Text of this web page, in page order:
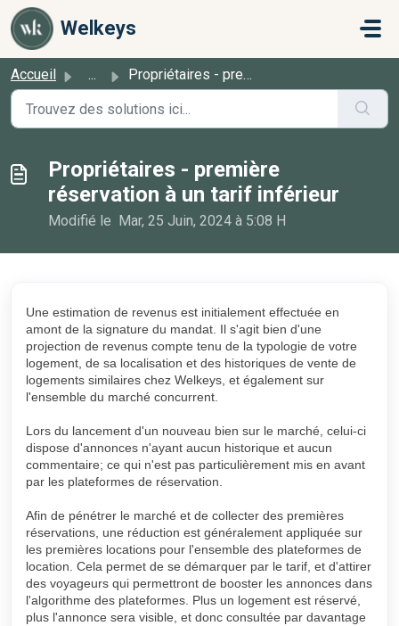
Passer au contenu principal
Welkeys
Accueil ... Propriétaires - première réservation à un tarif inférieur
Propriétaires - première
réservation à un tarif inférieur
Modifié le Mar, 25 Juin, 2024 à 5:08 H
Une estimation de revenus est initialement effectuée en
amont de la signature du mandat. Il s'agit bien d'une
projection de revenus compte tenu de la typologie de votre
logement, de sa localisation et des historiques de vente de
logements similaires chez Welkeys, et également sur
l'ensemble du marché concurrent.
Lors du lancement d'un nouveau bien sur le marché, celui-ci
dispose d'annonces n'ayant aucun historique et aucun
commentaire; ce qui n'est pas particulièrement mis en avant
par les plateformes de réservation.
Afin de pénétrer le marché et de collecter des premières
réservations, une réduction est généralement appliquée sur
les premières locations pour l'ensemble des plateformes de
location. Cela permet de se démarquer par le tarif, et d'attirer
des voyageurs qui permettront de booster les annonces dans
l'algorithme des plateformes. Plus un logement est réservé,
plus l'annonce sera visible, et donc consultée par davantage